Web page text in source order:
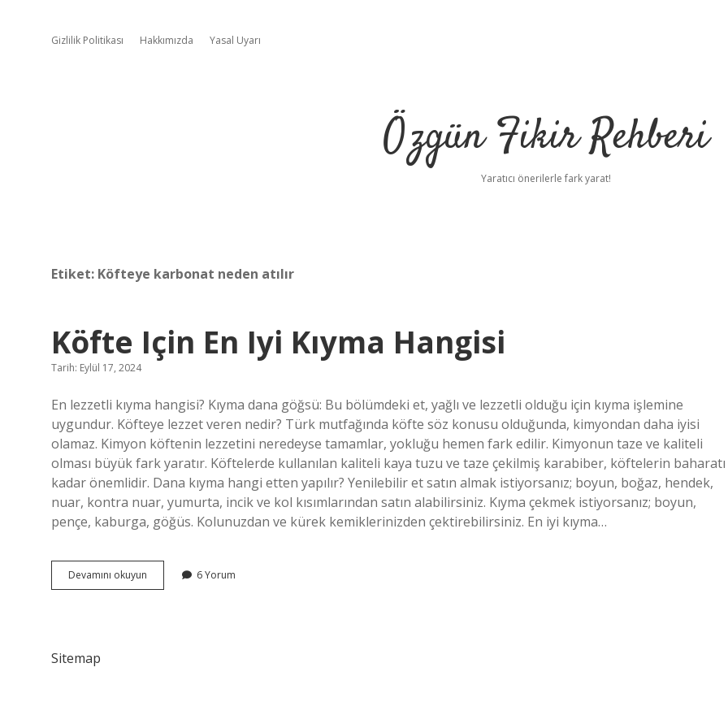
Gizlilik Politikası Hakkımızda Yasal Uyarı
Özgün Fikir Rehberi
Yaratıcı önerilerle fark yarat!
Etiket: Köfteye karbonat neden atılır
Köfte Için En Iyi Kıyma Hangisi
Tarih: Eylül 17, 2024
En lezzetli kıyma hangisi? Kıyma dana göğsü: Bu bölümdeki et, yağlı ve lezzetli olduğu için kıyma işlemine
uygundur. Köfteye lezzet veren nedir? Türk mutfağında köfte söz konusu olduğunda, kimyondan daha iyisi
olamaz. Kimyon köftenin lezzetini neredeyse tamamlar, yokluğu hemen fark edilir. Kimyonun taze ve kaliteli
olması büyük fark yaratır. Köftelerde kullanılan kaliteli kaya tuzu ve taze çekilmiş karabiber, köftelerin baharatı
kadar önemlidir. Dana kıyma hangi etten yapılır? Yenilebilir et satın almak istiyorsanız; boyun, boğaz, hendek,
nuar, kontra nuar, yumurta, incik ve kol kısımlarından satın alabilirsiniz. Kıyma çekmek istiyorsanız; boyun,
pençe, kaburga, göğüs. Kolunuzdan ve kürek kemiklerinizden çektirebilirsiniz. En iyi kıyma…
Devamını okuyun
Için
6 Yorum
Sitemap